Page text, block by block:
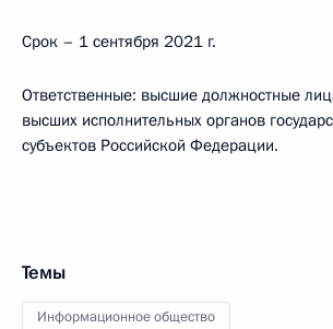
Срок – 1 сентября 2021 г.
Ответственные: высшие должностные
высших исполнительных органов
субъектов Российской Федерации.
Темы
Информационное общество